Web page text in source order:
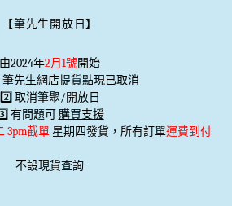
【筆先生開放日】
由2024年2月1號開始
筆先生網店提貨點現已取消
2️⃣ 取消筆聚/開放日
有問題可 購買支援
3pm截單 星期四發貨，所有訂單運費到付
不設現貨查詢